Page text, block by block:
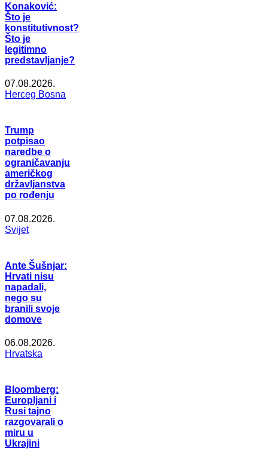
Konaković:
Što je
konstitutivnost?
Što je
legitimno
predstavljanje?
07.08.2026.
Herceg Bosna
Trump
potpisao
naredbe o
ograničavanju
američkog
državljanstva
po rođenju
07.08.2026.
Svijet
Ante Šušnjar:
Hrvati nisu
napadali,
nego su
branili svoje
domove
06.08.2026.
Hrvatska
Bloomberg:
Europljani i
Rusi tajno
razgovarali o
miru u
Ukrajini